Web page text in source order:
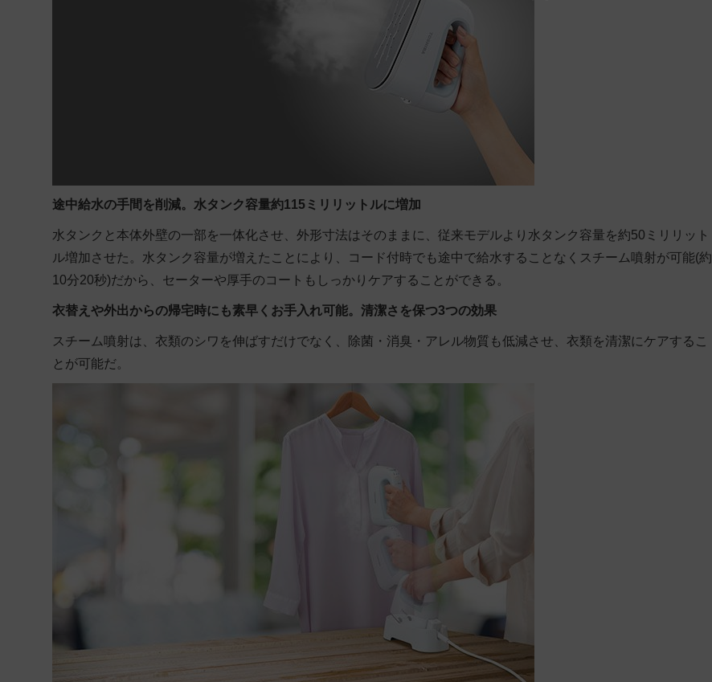
途中給水の手間を削減。水タンク容量約115ミリリットルに増加
水タンクと本体外壁の一部を一体化させ、外形寸法はそのままに、従来モデルより水タンク容量を約50ミリリット
ル増加させた。水タンク容量が増えたことにより、コード付時でも途中で給水することなくスチーム噴射が可能(約
10分20秒)だから、セーターや厚手のコートもしっかりケアすることができる。
衣替えや外出からの帰宅時にも素早くお手入れ可能。清潔さを保つ3つの効果
スチーム噴射は、衣類のシワを伸ばすだけでなく、除菌・消臭・アレル物質も低減させ、衣類を清潔にケアするこ
とが可能だ。